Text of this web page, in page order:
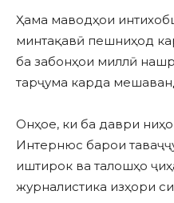
Ҳама маводҳои
минтақавӣ пешниҳод
ба забонҳои миллӣ
тарҷума карда
Онҳое, ки ба даври
Интернюс барои
иштирок ва талошҳо
журналистика изҳори